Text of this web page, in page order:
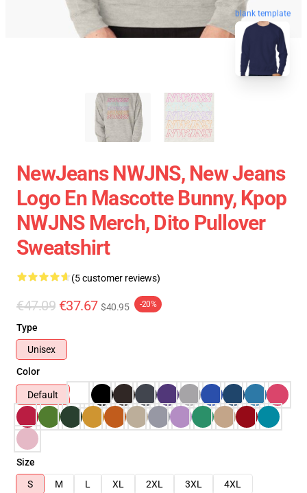
blank template
NewJeans NWJNS, New Jeans
Logo En Mascotte Bunny, Kpop
NWJNS Merch, Dito Pullover
Sweatshirt
(5 customer reviews)
€47.09 €37.67 $40.95 -20%
Type
Unisex
Color
Default
Size
S
M L XL 2XL 3XL
4XL